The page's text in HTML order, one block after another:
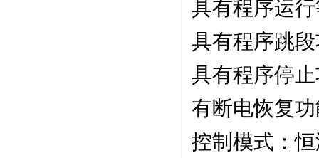
具有程序运行等
具有程序跳段功
具有程序停止功
有断电恢复功能
控制模式：恒